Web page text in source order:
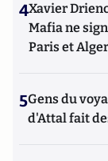
4Xavier
Mafia ne
Paris et Alger
5Gens du
d'Attal fait